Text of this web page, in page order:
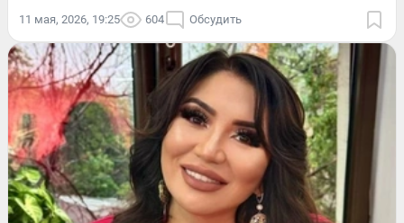
11 мая, 2026, 19:25 604 Обсудить